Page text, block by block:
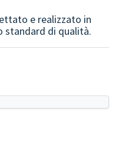
e realizzato in
standard di qualità.